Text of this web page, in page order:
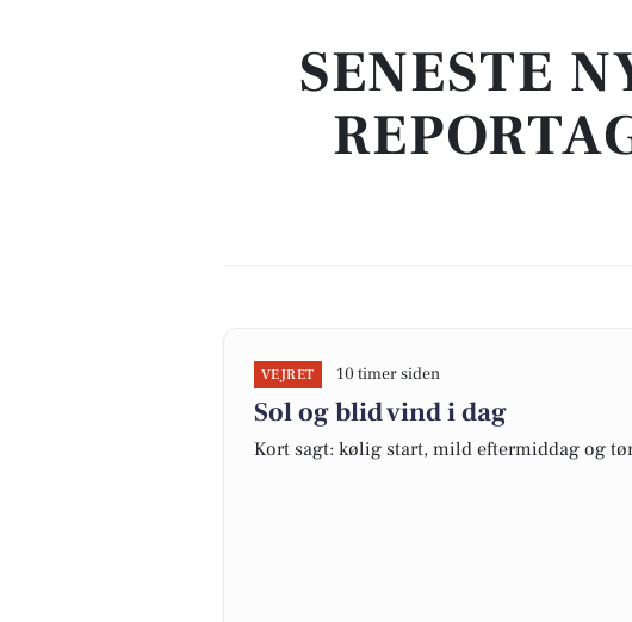
SENESTE
VEJRET 10 timer siden
Sol og blid vind i dag
Kort sagt: kølig start, mild eftermiddag og